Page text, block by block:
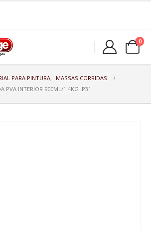
0
PARA PINTURA,
MASSAS CORRIDAS
PVA INTERIOR 900ML/1.4KG IP31